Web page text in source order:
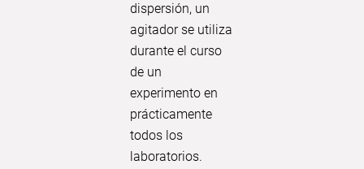
dispersión, un
agitador se utiliza
durante el curso
de un
experimento en
prácticamente
todos los
laboratorios.